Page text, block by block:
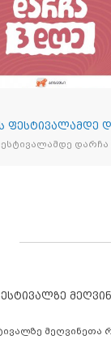
ფესტივალამდე
დარჩა
მეღვინეთა